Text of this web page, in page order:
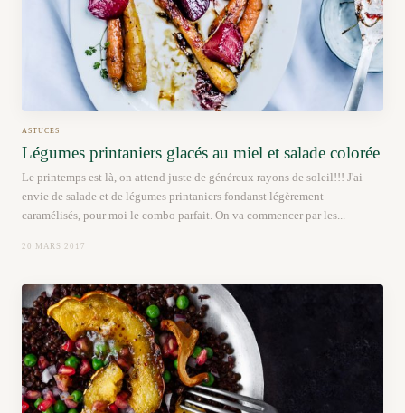
ASTUCES
Légumes printaniers glacés au miel et salade colorée
Le printemps est là, on attend juste de généreux rayons de soleil!!! J'ai
envie de salade et de légumes printaniers fondanst légèrement
caramélisés, pour moi le combo parfait. On va commencer par les...
20 MARS 2017